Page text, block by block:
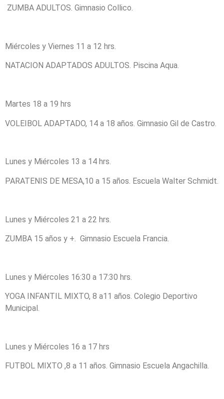
ZUMBA ADULTOS. Gimnasio Collico.
Miércoles y Viernes 11 a 12 hrs.
NATACION ADAPTADOS ADULTOS. Piscina Aqua.
Martes 18 a 19 hrs
VOLEIBOL ADAPTADO, 14 a 18 años. Gimnasio Gil de Castro.
Lunes y Miércoles 13 a 14 hrs.
PARATENIS DE MESA,10 a 15 años. Escuela Walter Schmidt.
Lunes y Miércoles 21 a 22 hrs.
ZUMBA 15 años y +. Gimnasio Escuela Francia.
Lunes y Miércoles 16:30 a 17:30 hrs.
YOGA INFANTIL MIXTO, 8 a11 años. Colegio Deportivo
Municipal.
Lunes y Miércoles 16 a 17 hrs
FUTBOL MIXTO ,8 a 11 años. Gimnasio Escuela Angachilla.